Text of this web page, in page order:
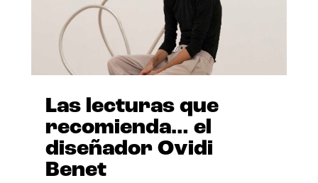
Las lecturas que
recomienda… el
diseñador Ovidi
Benet